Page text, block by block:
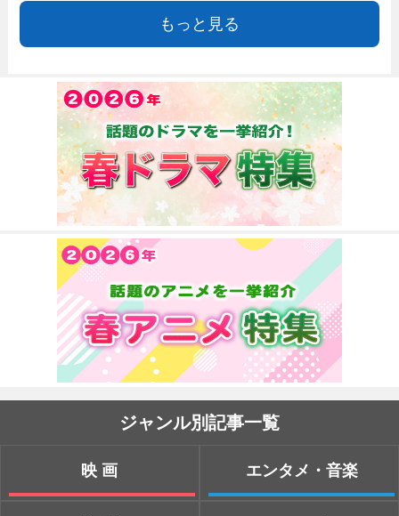
もっと見る
ジャンル別記事一覧
映画 エンタメ・音楽